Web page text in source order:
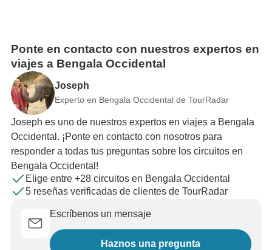
Ponte en contacto con nuestros expertos en
viajes a Bengala Occidental
Joseph
Experto en Bengala Occidental de TourRadar
Joseph es uno de nuestros expertos en viajes a Bengala
Occidental. ¡Ponte en contacto con nosotros para
responder a todas tus preguntas sobre los circuitos en
Bengala Occidental!
Elige entre +28 circuitos en Bengala Occidental
5 reseñas verificadas de clientes de TourRadar
Escríbenos un mensaje
Haznos una pregunta